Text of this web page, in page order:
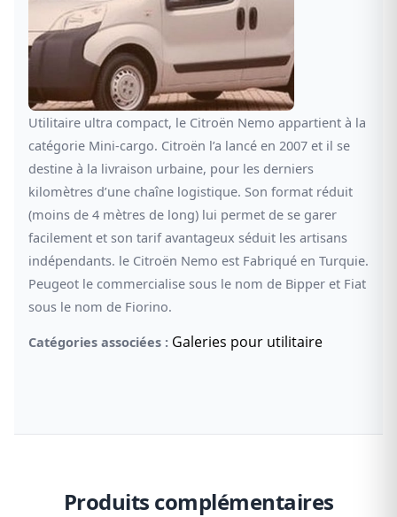
Utilitaire ultra compact, le Citroën Nemo appartient à la
catégorie Mini-cargo. Citroën l’a lancé en 2007 et il se
destine à la livraison urbaine, pour les derniers
kilomètres d’une chaîne logistique. Son format réduit
(moins de 4 mètres de long) lui permet de se garer
facilement et son tarif avantageux séduit les artisans
indépendants. le Citroën Nemo est Fabriqué en Turquie.
Peugeot le commercialise sous le nom de Bipper et Fiat
sous le nom de Fiorino.
Catégories associées : Galeries pour utilitaire
Produits complémentaires